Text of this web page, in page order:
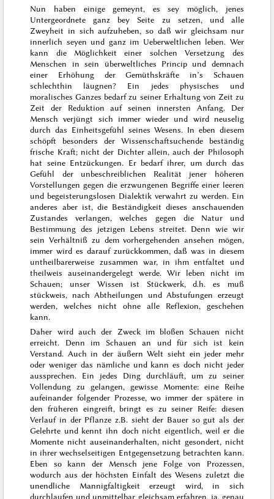
Nun haben einige gemeynt, es sey möglich, jenes
Untergeordnete ganz bey Seite zu setzen, und alle
Zweyheit in sich aufzuheben, so daß wir gleichsam nur
innerlich seyen und ganz im Ueberweltlichen leben. Wer
kann die Möglichkeit einer solchen Versetzung des
Menschen in sein überweltliches Princip und demnach
einer Erhöhung der Gemüthskräfte in’s Schauen
schlechthin läugnen? Ein jedes physisches und
moralisches Ganzes bedarf zu seiner Erhaltung von Zeit zu
Zeit der Reduktion auf seinen innersten Anfang. Der
Mensch verjüngt sich immer wieder und wird neuselig
durch das Einheitsgefühl seines Wesens. In eben diesem
schöpft besonders der Wissenschaftsuchende beständig
frische Kraft; nicht der Dichter allein, auch der Philosoph
hat seine Entzückungen. Er bedarf ihrer, um durch das
Gefühl der unbeschreiblichen Realität jener höheren
Vorstellungen gegen die erzwungenen Begriffe einer leeren
und begeisterungslosen Dialektik verwahrt zu werden. Ein
anderes aber ist, die Beständigkeit dieses anschauenden
Zustandes verlangen, welches gegen die Natur und
Bestimmung des jetzigen Lebens streitet. Denn wie wir
sein Verhältniß zu dem vorhergehenden ansehen mögen,
immer wird es darauf zurückkommen, daß was in diesem
untheilbarerweise zusammen war, in ihm entfaltet und
theilweis auseinandergelegt werde. Wir leben nicht im
Schauen; unser Wissen ist Stückwerk, d.h. es muß
stückweis, nach Abtheilungen und Abstufungen erzeugt
werden, welches nicht ohne alle Reflexion, geschehen
kann.
Daher wird auch der Zweck im bloßen Schauen nicht
erreicht. Denn im Schauen an und für sich ist kein
Verstand. Auch in der äußern Welt sieht ein jeder mehr
oder weniger das nämliche und kann es doch nicht jeder
aussprechen. Ein jedes Ding durchläuft, um zu seiner
Vollendung zu gelangen, gewisse Momente: eine Reihe
aufeinander folgender Prozesse, wo immer der spätere in
den früheren eingreift, bringt es zu seiner Reife: diesen
Verlauf in der Pflanze z.B. sieht der Bauer so gut als der
Gelehrte und kennt ihn doch nicht eigentlich, weil er die
Momente nicht auseinanderhalten, nicht gesondert, nicht
in ihrer wechselseitigen Entgegensetzung betrachten kann.
Eben so kann der Mensch jene Folge von Prozessen,
wodurch aus der höchsten Einfalt des Wesens zuletzt die
unendliche Mannigfaltigkeit erzeugt wird, in sich
durchlaufen und unmittelbar gleichsam erfahren, ja, genau